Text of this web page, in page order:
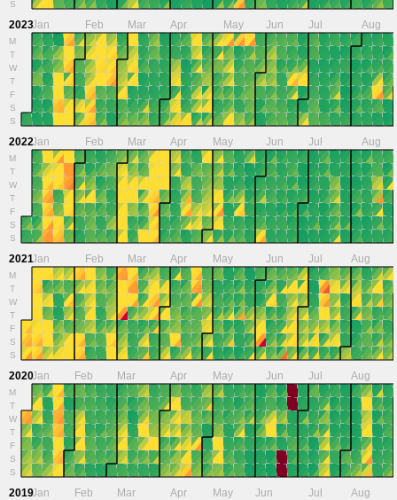
S
2023
M
T
W
T
F
S
S
Jan Feb Mar Apr May Jun Jul Aug
2022
M
T
W
T
F
S
S
Jan Feb Mar Apr May Jun Jul Aug
2021
M
T
W
T
F
S
S
Jan Feb Mar Apr May Jun Jul Aug
2020
M
T
W
T
F
S
S
Jan Feb Mar Apr May Jun Jul Aug
2019Jan Feb Mar Apr May Jun Jul Aug